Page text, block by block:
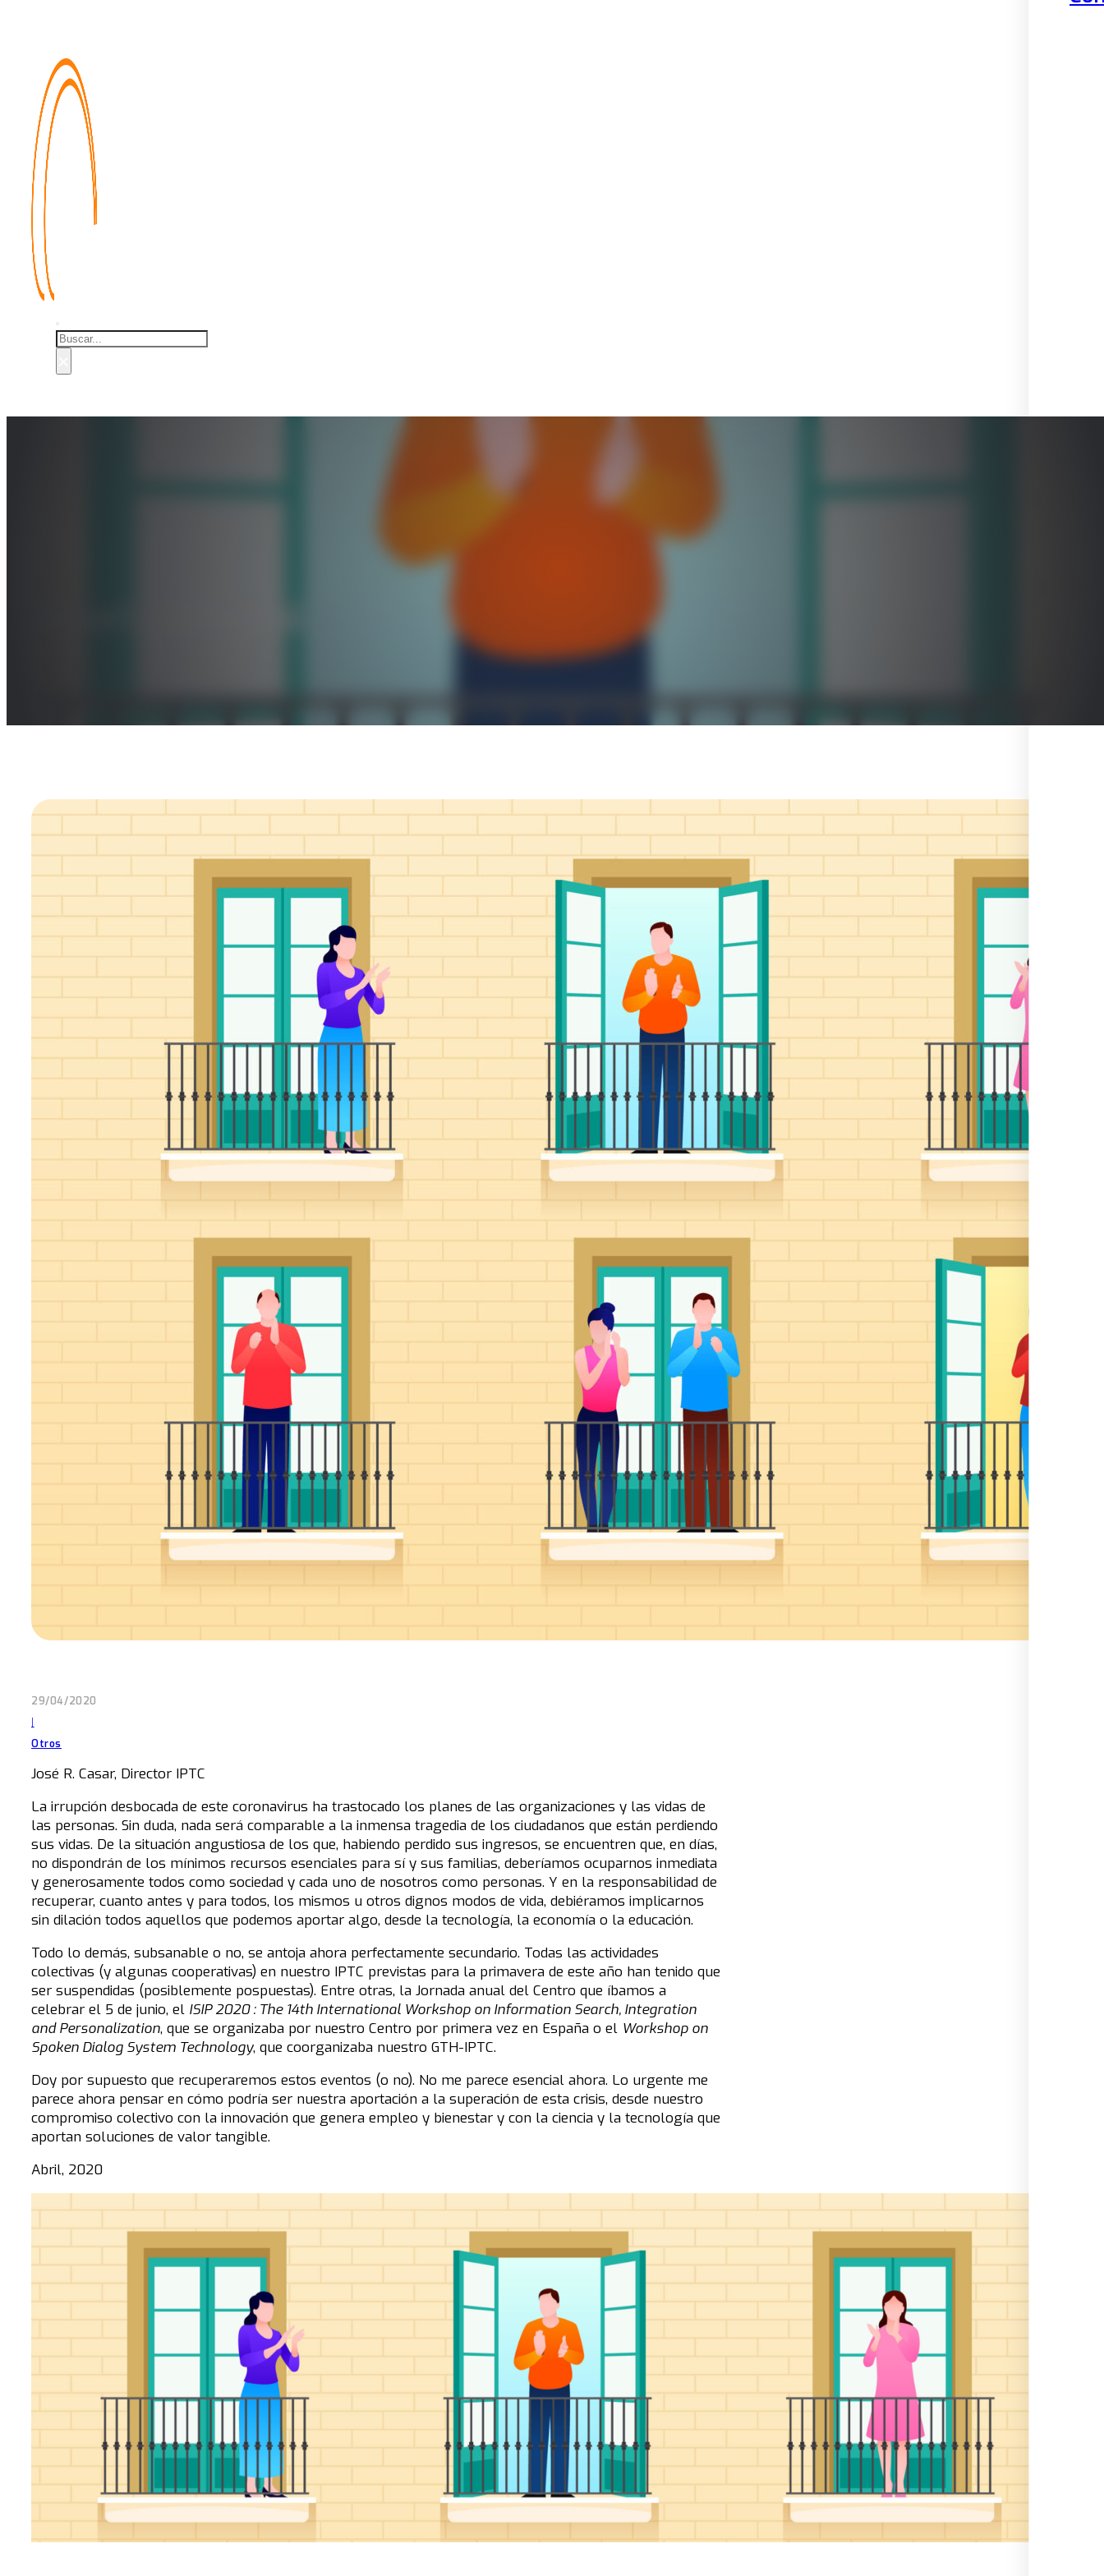
Buscar
29/04/2020
Otros
José R. Casar, Director IPTC
La irrupción desbocada de este coronavirus ha trastocado los planes de las organizaciones y las vidas de
las personas. Sin duda, nada será comparable a la inmensa tragedia de los ciudadanos que están perdiendo
sus vidas. De la situación angustiosa de los que, habiendo perdido sus ingresos, se encuentren que, en días,
no dispondrán de los mínimos recursos esenciales para sí y sus familias, deberíamos ocuparnos inmediata
y generosamente todos como sociedad y cada uno de nosotros como personas. Y en la responsabilidad de
recuperar, cuanto antes y para todos, los mismos u otros dignos modos de vida, debiéramos implicarnos
sin dilación todos aquellos que podemos aportar algo, desde la tecnología, la economía o la educación.
Todo lo demás, subsanable o no, se antoja ahora perfectamente secundario. Todas las actividades
colectivas (y algunas cooperativas) en nuestro IPTC previstas para la primavera de este año han tenido que
ser suspendidas (posiblemente pospuestas). Entre otras, la Jornada anual del Centro que íbamos a
celebrar el 5 de junio, el ISIP 2020 : The 14th International Workshop on Information Search, Integration
and Personalization, que se organizaba por nuestro Centro por primera vez en España o el Workshop on
Spoken Dialog System Technology, que coorganizaba nuestro GTH-IPTC.
Doy por supuesto que recuperaremos estos eventos (o no). No me parece esencial ahora. Lo urgente me
parece ahora pensar en cómo podría ser nuestra aportación a la superación de esta crisis, desde nuestro
compromiso colectivo con la innovación que genera empleo y bienestar y con la ciencia y la tecnología que
aportan soluciones de valor tangible.
Abril, 2020